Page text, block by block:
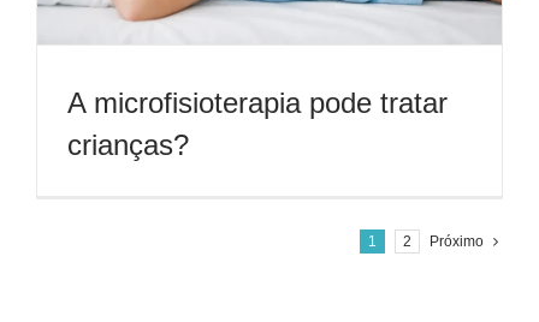
A microfisioterapia pode tratar
crianças?
1 2 Próximo